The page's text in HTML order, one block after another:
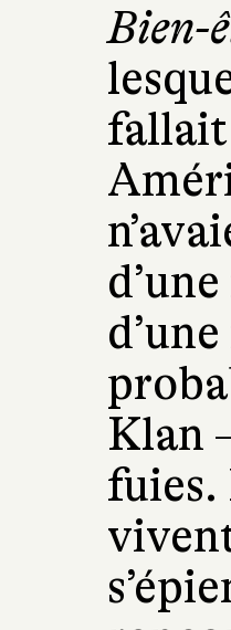
Bien-
fallait
Klan
fuies.